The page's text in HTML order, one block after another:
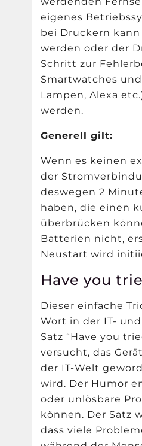
eigenes
bei Druckern
werden oder der
Schritt zur
Smartwatches
Lampen, Alexa
werden.
Generell gilt:
Wenn es keinen
der
deswegen 2
haben, die einen
überbrücken
Batterien nicht,
Neustart wird
Have you
Dieser einfache
Wort in der IT-
Satz “Have you
versucht, das
der IT-Welt
wird. Der Humor
oder unlösbare
können. Der Satz
dass viele